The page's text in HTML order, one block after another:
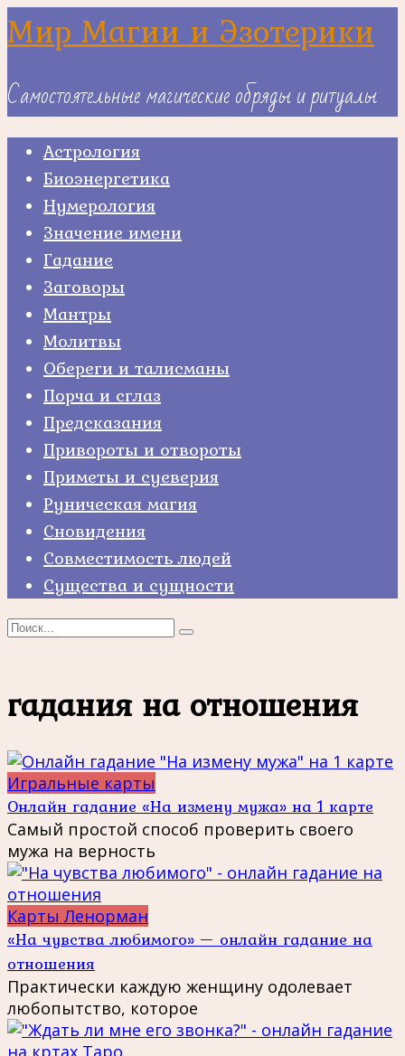
Skip
to
Мир Магии и Эзотерики
Самостоятельные магические обряды и ритуалы
Астрология
Биоэнергетика
Нумерология
Значение имени
Гадание
Заговоры
Мантры
Молитвы
Обереги и талисманы
Порча и сглаз
Предсказания
Привороты и отвороты
Приметы и суеверия
Руническая магия
Сновидения
Совместимость людей
Существа и сущности
Search
гадания на отношения
Игральные карты
Онлайн гадание «На измену мужа» на 1 карте
Самый простой способ проверить своего
мужа на верность
Карты Ленорман
«На чувства любимого» — онлайн гадание на
отношения
Практически каждую женщину одолевает
любопытство, которое